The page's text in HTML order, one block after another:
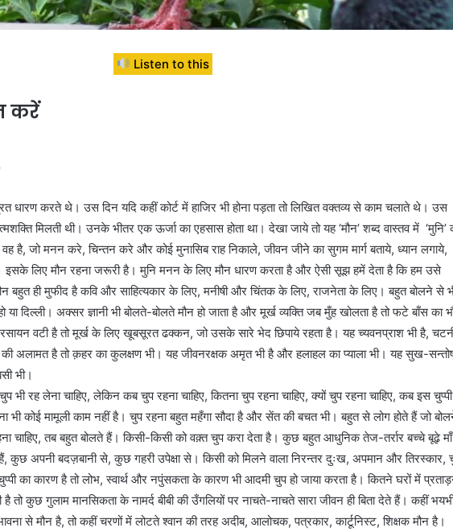
Listen to this
करें
व्रत धारण करते थे। उस दिन यदि कहीं कोर्ट में हाजिर भी होना पड़ता तो लिखित वक्तव्य से काम चलाते थे। उस
मिलती थी। उनके भीतर एक ऊर्जा का एहसास होता था। देखा जाये तो यह ‘मौन’ शब्द वास्तव में ‘मुनि’
है, जो मनन करे, चिन्तन करे और कोई मुनासिब राह निकाले, जीवन जीने का सुगम मार्ग बताये, ध्यान लगाये,
इसके लिए मौन रहना जरूरी है। मुनि मनन के लिए मौन धारण करता है और ऐसी सूझ हमें देता है कि हम उसे
ही मुफीद है कवि और साहित्यकार के लिए, मनीषी और चिंतक के लिए, राजनेता के लिए। बहुत बोलने से
या दिल्ली। अक्सर ज्ञानी भी बोलते-बोलते मौन हो जाता है और मूर्ख व्यक्ति जब मुँह खोलता है तो फटे बाँस का
रसायन वटी है तो मूर्ख के लिए खूबसूरत ढक्कन, जो उसके सारे भेद छिपाये रहता है। यह च्यवनप्राश भी है,
अलामत है तो क़हर का कुलक्षण भी। यह जीवनरक्षक अमृत भी है और हलाहल का प्याला भी। यह सुख-
भी।
भी रह लेना चाहिए, लेकिन कब चुप रहना चाहिए, कितना चुप रहना चाहिए, क्यों चुप रहना चाहिए, कब इस चुप्पी
भी कोई मामूली काम नहीं है। चुप रहना बहुत महँगा सौदा है और सेंत की बचत भी। बहुत से लोग होते हैं जो
चाहिए, तब बहुत बोलते हैं। किसी-किसी को वक़्त चुप करा देता है। कुछ बहुत आधुनिक तेज-तर्रार बच्चे बूढ़े
कुछ अपनी बदज़बानी से, कुछ गहरी उपेक्षा से। किसी को मिलने वाला निरन्तर दुःख, अपमान और तिरस्कार,
चुप्पी का कारण है तो लोभ, स्वार्थ और नपुंसकता के कारण भी आदमी चुप हो जाया करता है। कितने घरों में
कुछ गुलाम मानसिकता के नामर्द बीबी की उँगलियों पर नाचते-नाचते सारा जीवन ही बिता देते हैं। कहीं
से मौन है, तो कहीं चरणों में लोटते श्वान की तरह अदीब, आलोचक, पत्रकार, कार्टूनिस्ट, शिक्षक मौन है।